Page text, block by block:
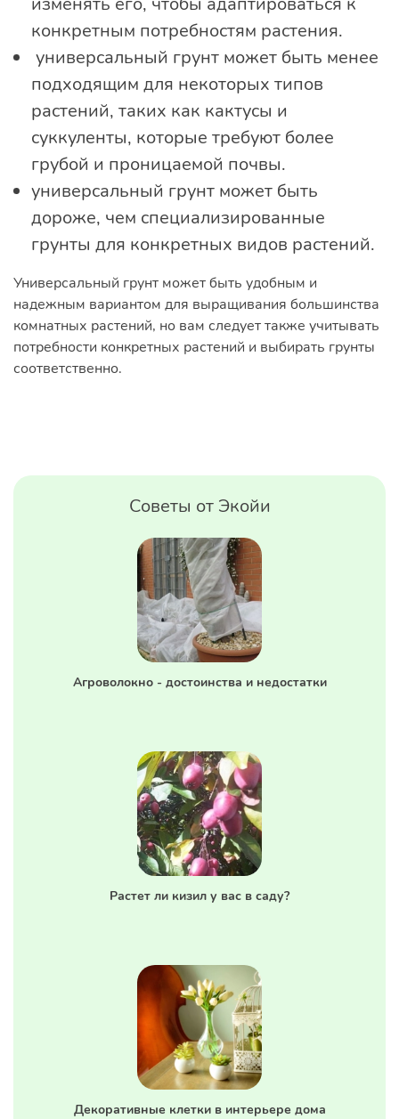
конкретным потребностям растения.
универсальный грунт может быть менее
подходящим для некоторых типов
растений, таких как кактусы и
суккуленты, которые требуют более
грубой и проницаемой почвы.
универсальный грунт может быть
дороже, чем специализированные
грунты для конкретных видов растений.
Универсальный грунт может быть удобным и
надежным вариантом для выращивания большинства
комнатных растений, но вам следует также учитывать
потребности конкретных растений и выбирать грунты
соответственно.
Советы от Экойи
Агроволокно - достоинства и недостатки
Растет ли кизил у вас в саду?
Декоративные клетки в интерьере дома